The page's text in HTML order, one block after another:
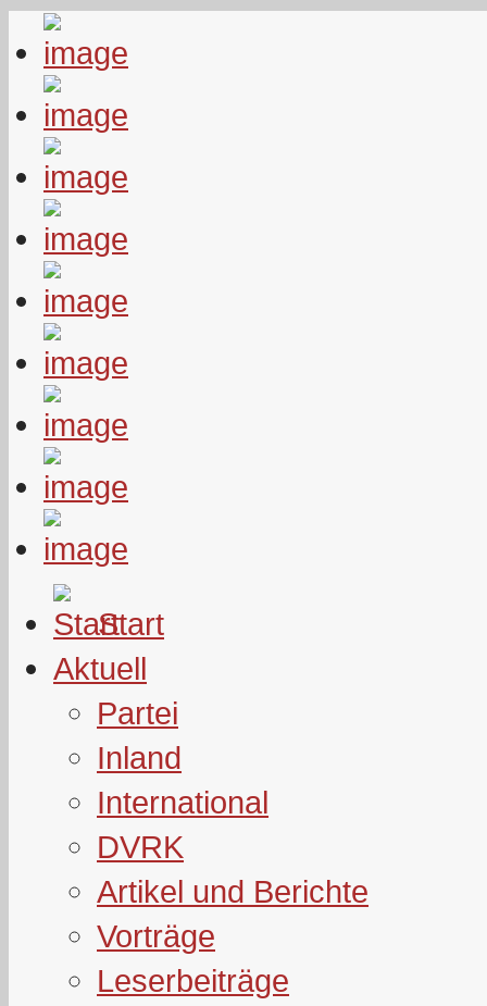
Start
Aktuell
Partei
Inland
International
DVRK
Artikel und Berichte
Vorträge
Leserbeiträge